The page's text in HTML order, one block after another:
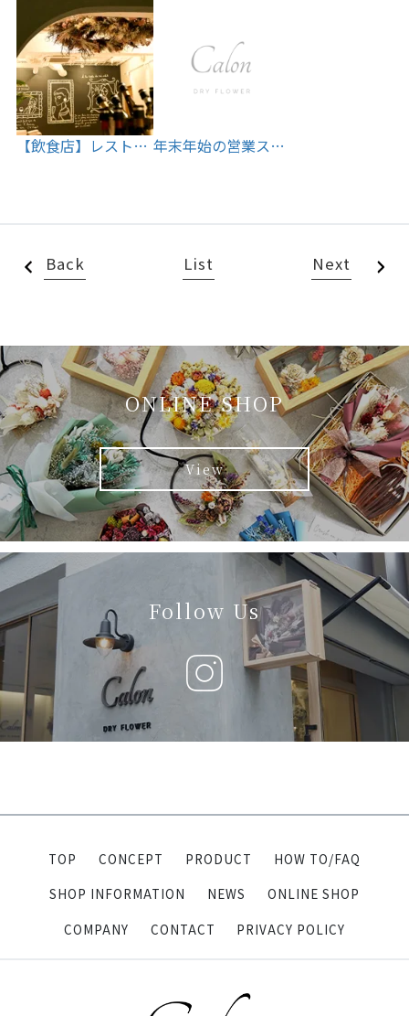
【飲食店】レスト… 年末年始の営業ス…
Back List Next
ONLINE SHOP
View
Follow Us
TOP CONCEPT PRODUCT
HOW TO/FAQ
SHOP INFORMATION
NEWS
ONLINE SHOP
COMPANY
CONTACT PRIVACY POLICY